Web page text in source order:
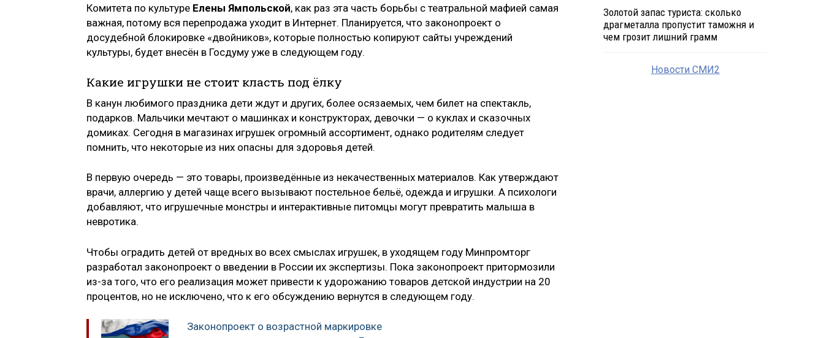
Комитета по культуре Елены Ямпольской, как раз эта часть борьбы с театральной мафией самая
важная, потому вся перепродажа уходит в Интернет. Планируется, что законопроект о
досудебной блокировке «двойников», которые полностью копируют сайты учреждений
культуры, будет внесён в Госдуму уже в следующем году.
Какие игрушки не стоит класть под ёлку
В канун любимого праздника дети ждут и других, более осязаемых, чем билет на спектакль,
подарков. Мальчики мечтают о машинках и конструкторах, девочки — о куклах и сказочных
домиках. Сегодня в магазинах игрушек огромный ассортимент, однако родителям следует
помнить, что некоторые из них опасны для здоровья детей.
В первую очередь — это товары, произведённые из некачественных материалов. Как утверждают
врачи, аллергию у детей чаще всего вызывают постельное бельё, одежда и игрушки. А психологи
добавляют, что игрушечные монстры и интерактивные питомцы могут превратить малыша в
невротика.
Чтобы оградить детей от вредных во всех смыслах игрушек, в уходящем году Минпромторг
разработал законопроект о введении в России их экспертизы. Пока законопроект притормозили
из-за того, что его реализация может привести к удорожанию товаров детской индустрии на 20
процентов, но не исключено, что к его обсуждению вернутся в следующем году.
Законопроект о возрастной маркировке
Золотой запас туриста: сколько
драгметалла пропустит таможня и
чем грозит лишний грамм
Новости СМИ2